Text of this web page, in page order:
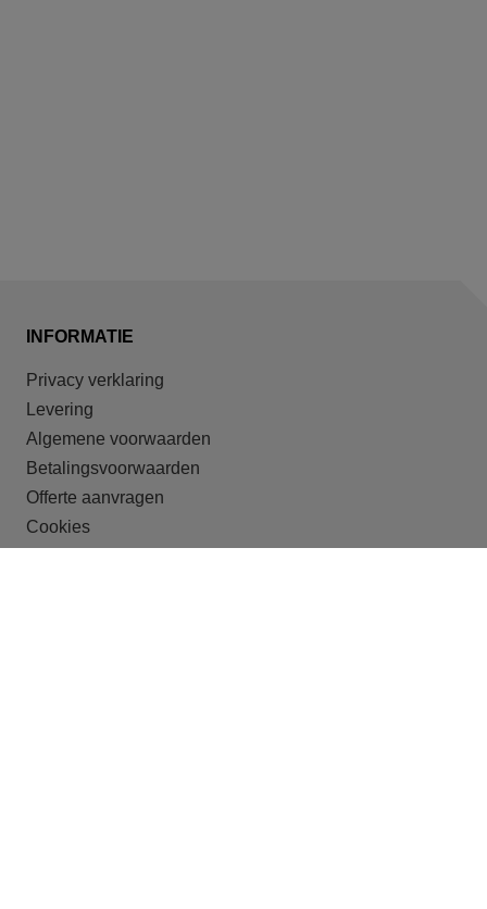
INFORMATIE
Privacy verklaring
Levering
Algemene voorwaarden
Betalingsvoorwaarden
Offerte aanvragen
Cookies